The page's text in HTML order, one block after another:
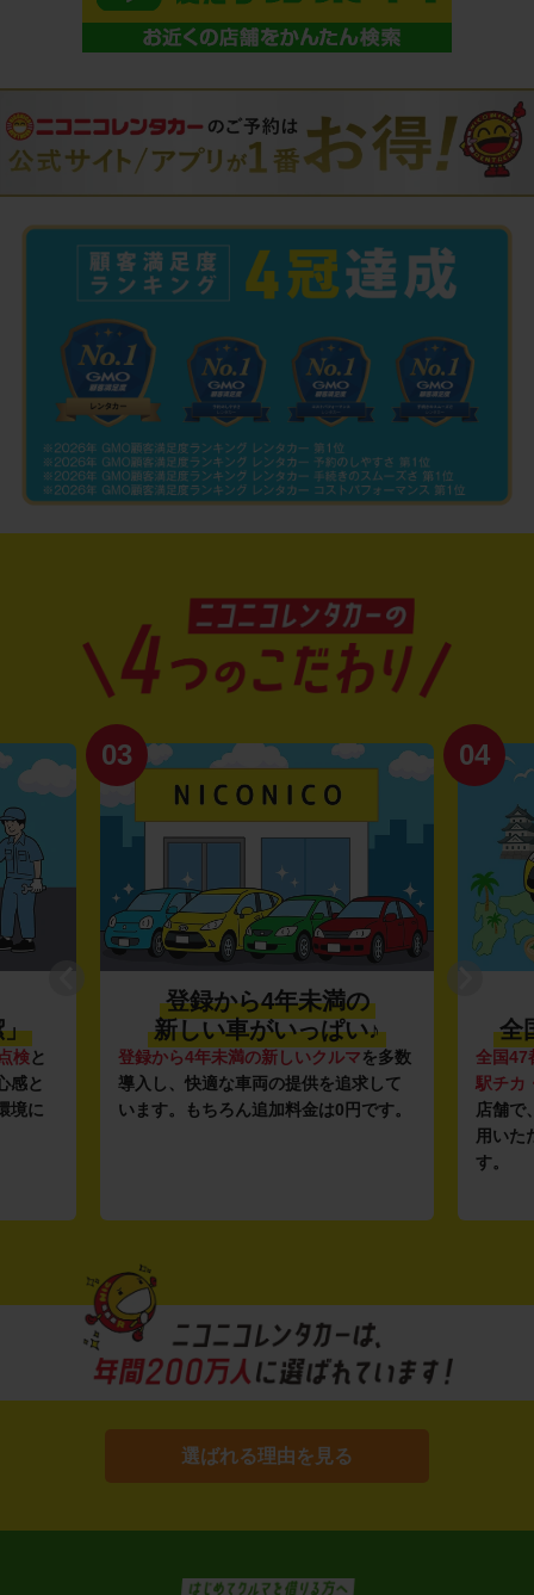
」
検と
感と
境に
03
登録から4年未満の
新しい車がいっぱい♪
登録から4年未満の新しいクルマを多数
導入し、快適な車両の提供を追求して
います。もちろん追加料金は0円です。
04
全
全国47
駅チカ
店舗で
用いた
す。
選ばれる理由を見る